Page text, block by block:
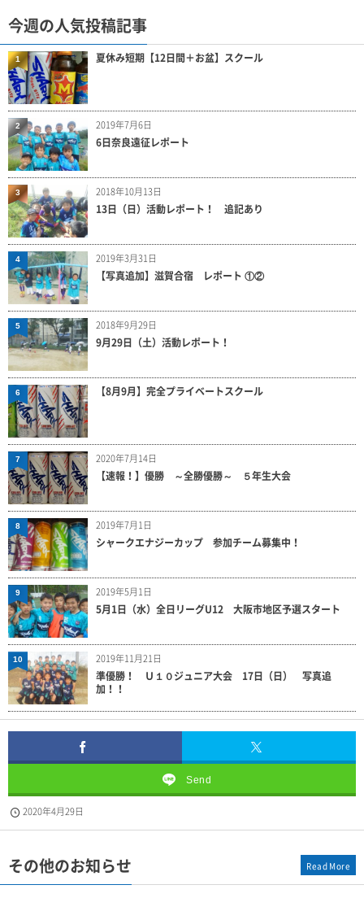
今週の人気投稿記事
夏休み短期【12日間＋お盆】スクール
1
2019年7月6日
6日奈良遠征レポート
2
2018年10月13日
13日（日）活動レポート！ 追記あり
3
2019年3月31日
【写真追加】滋賀合宿 レポート ①②
4
2018年9月29日
9月29日（土）活動レポート！
5
【8月9月】完全プライベートスクール
6
2020年7月14日
【速報！】優勝 ～全勝優勝～ ５年生大会
7
2019年7月1日
シャークエナジーカップ 参加チーム募集中！
8
2019年5月1日
5月1日（水）全日リーグU12 大阪市地区予選スタート
9
2019年11月21日
準優勝！ Ｕ１０ジュニア大会 17日（日） 写真追
加！！
10
Send
2020年4月29日
その他のお知らせ Read More